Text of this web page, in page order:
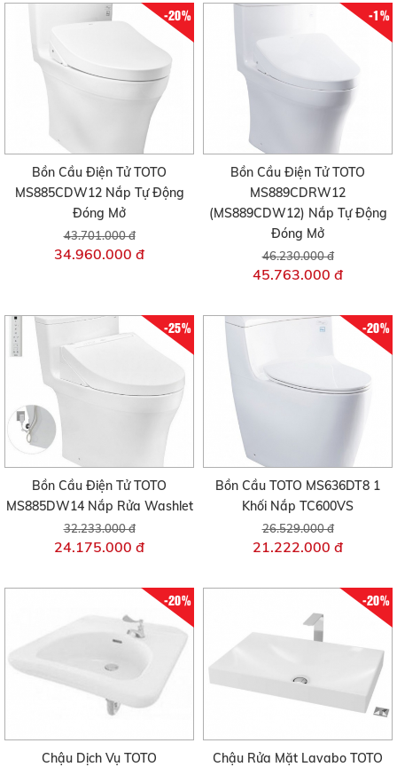
-20%
Bồn Cầu Điện Tử TOTO
MS885CDW12 Nắp Tự Động
Đóng Mở
43.701.000 đ
34.960.000 đ
-1%
Bồn Cầu Điện Tử TOTO
MS889CDRW12
(MS889CDW12) Nắp Tự Động
Đóng Mở
46.230.000 đ
45.763.000 đ
-25%
Bồn Cầu Điện Tử TOTO
MS885DW14 Nắp Rửa Washlet
32.233.000 đ
24.175.000 đ
-20%
Bồn Cầu TOTO MS636DT8 1
Khối Nắp TC600VS
26.529.000 đ
21.222.000 đ
-20%
Chậu Dịch Vụ TOTO
-20%
Chậu Rửa Mặt Lavabo TOTO